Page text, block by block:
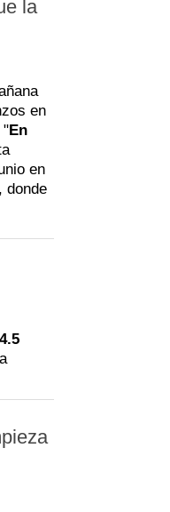
la
en
"En
en
, donde